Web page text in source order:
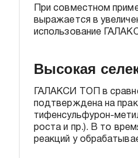
При совместном
выражается в
использование
Высокая
ГАЛАКСИ ТОП в
подтверждена на
тифенсульфурон-
роста и пр.). В то
реакций у